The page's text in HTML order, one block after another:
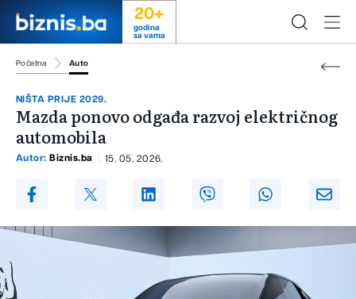
20+
godina
sa vama
Početna Auto
NIŠTA PRIJE 2029.
Mazda ponovo odgađa razvoj električnog
automobila
Autor: Biznis.ba 15. 05. 2026.